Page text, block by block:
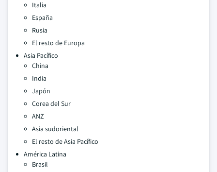
Italia
España
Rusia
El resto de Europa
Asia Pacífico
China
India
Japón
Corea del Sur
ANZ
Asia sudoriental
El resto de Asia Pacífico
América Latina
Brasil